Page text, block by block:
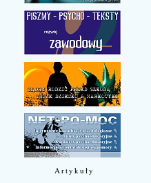
Artykuły